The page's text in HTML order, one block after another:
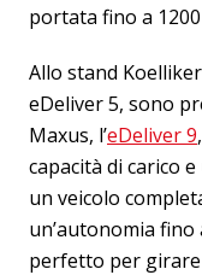
portata fino a
Allo stand
eDeliver 5, sono
Maxus, l’eDeliver 9
capacità di carico
un veicolo
un’autonomia fino
perfetto per